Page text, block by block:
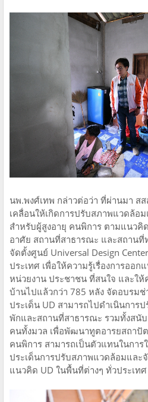
นพ.พงศ์เทพ กล่าวต่อว่า ที่ผ่านมา ส
เคลื่อนให้เกิดการปรับสภาพแวดล้อ
สำหรับผู้สูงอายุ คนพิการ ตามแนวคิ
อาศัย สถานที่สาธารณะ และสถานที่
จัดตั้งศูนย์ Universal Design
ประเทศ เพื่อให้ความรู้เรื่องการออ
หน่วยงาน ประชาชน ที่สนใจ และใ
บ้านไปแล้วกว่า 785 หลัง จัดอบรม
ประเด็น UD สามารถไปดำเนินกา
พักและสถานที่สาธารณะ รวมทั้งสนั
คนทั้งมวล เพื่อพัฒนาทูตอารยสถาปั
คนพิการ สามารถเป็นตัวแทนในกา
ประเด็นการปรับสภาพแวดล้อมและ
แนวคิด UD ในพื้นที่ต่างๆ ทั่วประเทศ